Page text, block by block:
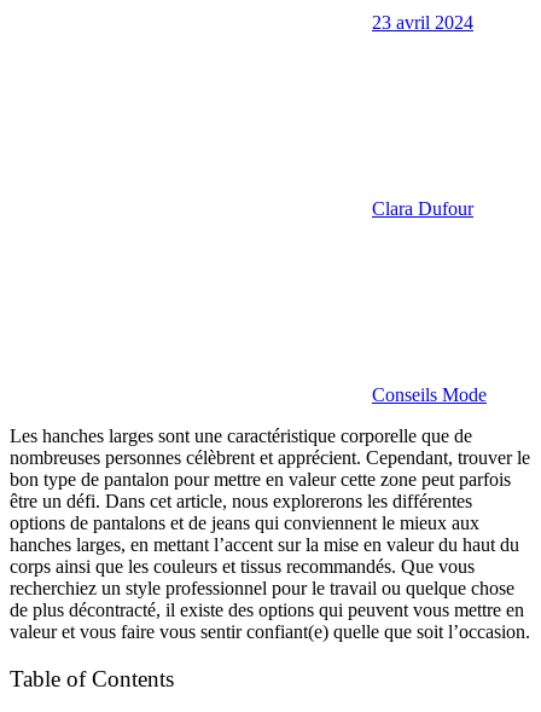
23 avril 2024
Clara Dufour
Conseils Mode
Les hanches larges sont une caractéristique corporelle que de
nombreuses personnes célèbrent et apprécient. Cependant, trouver le
bon type de pantalon pour mettre en valeur cette zone peut parfois
être un défi. Dans cet article, nous explorerons les différentes
options de pantalons et de jeans qui conviennent le mieux aux
hanches larges, en mettant l’accent sur la mise en valeur du haut du
corps ainsi que les couleurs et tissus recommandés. Que vous
recherchiez un style professionnel pour le travail ou quelque chose
de plus décontracté, il existe des options qui peuvent vous mettre en
valeur et vous faire vous sentir confiant(e) quelle que soit l’occasion.
Table of Contents